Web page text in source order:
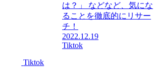
は？」 などなど、気にな
ることを徹底的にリサー
チ！
2022.12.19
Tiktok
Tiktok